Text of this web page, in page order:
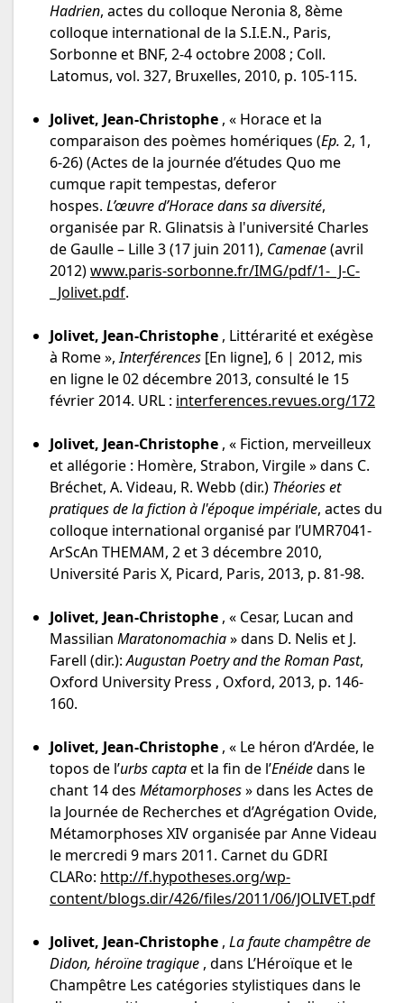
Hadrien, actes du colloque Neronia 8, 8ème
colloque international de la S.I.E.N., Paris,
Sorbonne et BNF, 2-4 octobre 2008 ; Coll.
Latomus, vol. 327, Bruxelles, 2010, p. 105-115.
Jolivet, Jean-Christophe , « Horace et la
comparaison des poèmes homériques (Ep. 2, 1,
6-26) (Actes de la journée d’études Quo me
cumque rapit tempestas, deferor
hospes. L’œuvre d’Horace dans sa diversité,
organisée par R. Glinatsis à l'université Charles
de Gaulle – Lille 3 (17 juin 2011), Camenae(avril
2012)www.paris-sorbonne.fr/IMG/pdf/1-_J-C-
_Jolivet.pdf.
Jolivet, Jean-Christophe , Littérarité et exégèse
à Rome »,Interférences [En ligne], 6 | 2012, mis
en ligne le 02 décembre 2013, consulté le 15
février 2014. URL : interferences.revues.org/172
Jolivet, Jean-Christophe , « Fiction, merveilleux
et allégorie : Homère, Strabon, Virgile » dans C.
Bréchet, A. Videau, R. Webb (dir.) Théories et
pratiques de la fiction à l'époque impériale, actes du
colloque international organisé par l’UMR7041-
ArScAn THEMAM, 2 et 3 décembre 2010,
Université Paris X, Picard, Paris, 2013, p. 81-98.
Jolivet, Jean-Christophe , « Cesar, Lucan and
Massilian Maratonomachia» dans D. Nelis et J.
Farell (dir.):Augustan Poetry and the Roman Past,
Oxford University Press , Oxford, 2013, p. 146-
160.
Jolivet, Jean-Christophe , « Le héron d’Ardée, le
topos de l’urbs captaet la fin de l’Enéidedans le
chant 14 des Métamorphoses» dans les Actes de
la Journée de Recherches et d’Agrégation Ovide,
Métamorphoses XIV organisée par Anne Videau
le mercredi 9 mars 2011. Carnet du GDRI
CLARo: http://f.hypotheses.org/wp-
content/blogs.dir/426/files/2011/06/JOLIVET.pdf
Jolivet, Jean-Christophe , La faute champêtre de
Didon, héroïne tragique , dans L’Héroïque et le
Champêtre Les catégories stylistiques dans le